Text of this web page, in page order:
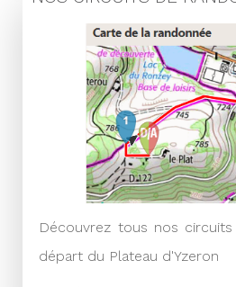
Découvrez tous nos
départ du Plateau d'Yzeron